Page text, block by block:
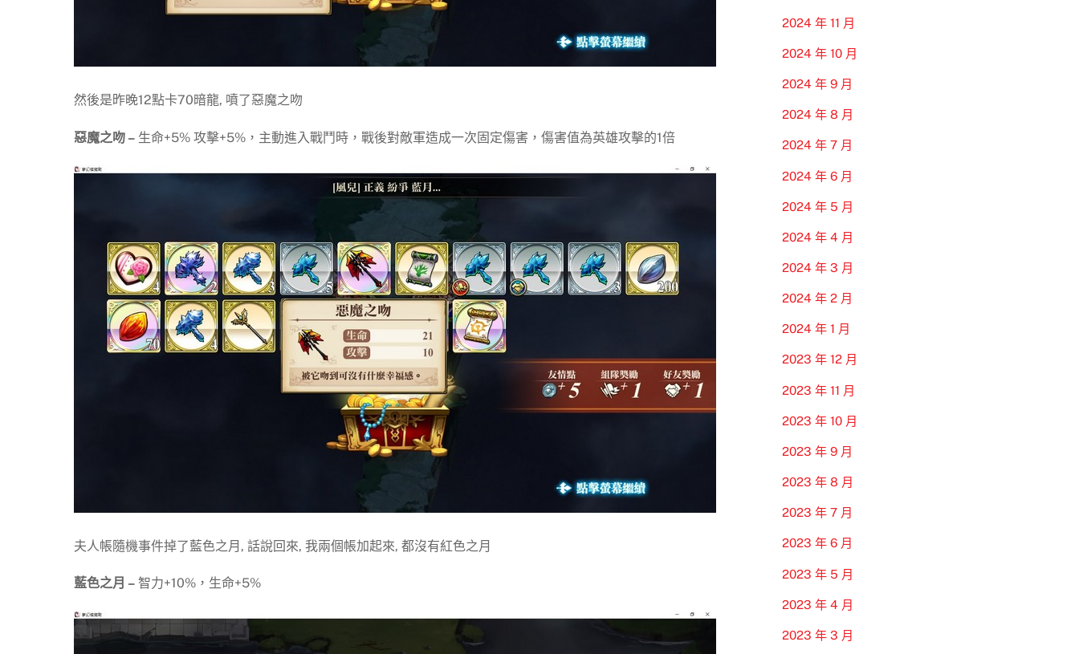
然後是昨晚12點卡70暗龍, 噴了惡魔之吻
惡魔之吻 – 生命+5% 攻擊+5%，主動進入戰鬥時，戰後對敵軍造成一次固定傷害，傷害值為英雄攻擊的1倍
夫人帳隨機事件掉了藍色之月, 話說回來, 我兩個帳加起來, 都沒有紅色之月
藍色之月 – 智力+10%，生命+5%
2024 年 11 月
2024 年 10 月
2024 年 9 月
2024 年 8 月
2024 年 7 月
2024 年 6 月
2024 年 5 月
2024 年 4 月
2024 年 3 月
2024 年 2 月
2024 年 1 月
2023 年 12 月
2023 年 11 月
2023 年 10 月
2023 年 9 月
2023 年 8 月
2023 年 7 月
2023 年 6 月
2023 年 5 月
2023 年 4 月
2023 年 3 月